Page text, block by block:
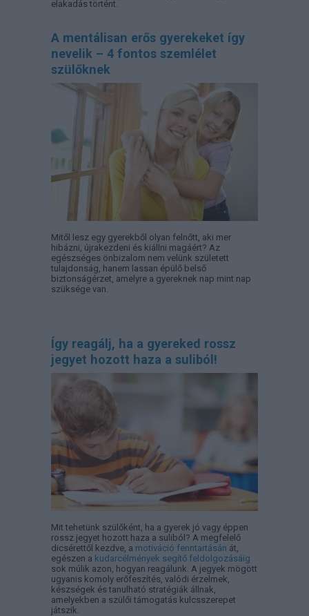
elakadás történt.
A mentálisan erős gyerekeket így
nevelik – 4 fontos szemlélet
szülőknek
Mitől lesz egy gyerekből olyan felnőtt, aki mer
hibázni, újrakezdeni és kiállni magáért? Az
egészséges önbizalom nem velünk született
tulajdonság, hanem lassan épülő belső
biztonságérzet, amelyre a gyereknek nap mint nap
szüksége van.
Így reagálj, ha a gyereked rossz
jegyet hozott haza a suliból!
Mit tehetünk szülőként, ha a gyerek jó vagy éppen
rossz jegyet hozott haza a suliból? A megfelelő
dicsérettől kezdve, a motiváció fenntartásán át,
egészen a kudarcélmények segítő feldolgozásáig
sok múlik azon, hogyan reagálunk. A jegyek mögött
ugyanis komoly erőfeszítés, valódi érzelmek,
készségek és tanulható stratégiák állnak,
amelyekben a szülői támogatás kulcsszerepet
játszik.